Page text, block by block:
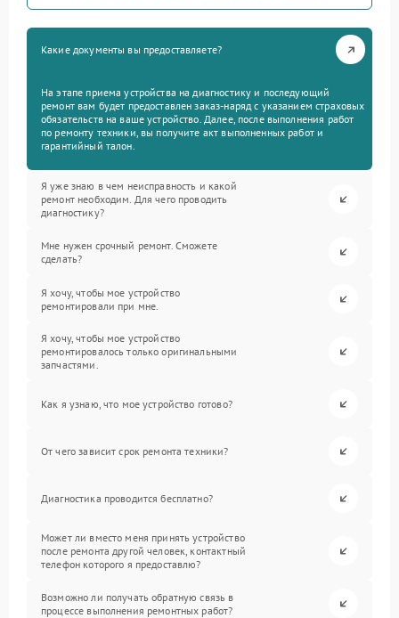
Какие документы вы предоставляете?
На этапе приема устройства на диагностику и последующий
ремонт вам будет предоставлен заказ-наряд с указанием страховых
обязательств на ваше устройство. Далее, после выполнения работ
по ремонту техники, вы получите акт выполненных работ и
гарантийный талон.
Я уже знаю в чем неисправность и какой
ремонт необходим. Для чего проводить
диагностику?
Мне нужен срочный ремонт. Сможете
сделать?
Я хочу, чтобы мое устройство
ремонтировали при мне.
Я хочу, чтобы мое устройство
ремонтировалось только оригинальными
запчастями.
Как я узнаю, что мое устройство готово?
От чего зависит срок ремонта техники?
Диагностика проводится бесплатно?
Может ли вместо меня принять устройство
после ремонта другой человек, контактный
телефон которого я предоставлю?
Возможно ли получать обратную связь в
процессе выполнения ремонтных работ?